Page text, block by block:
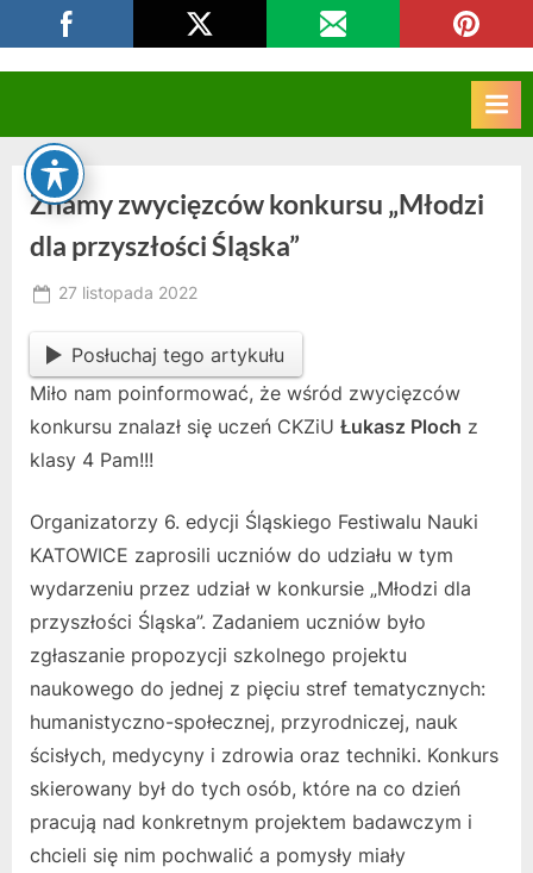
to
CKZIU Strzelce Opolskie
Znamy zwycięzców konkursu „Młodzi
dla przyszłości Śląska”
Posted
27 listopada 2022
Posłuchaj tego artykułu
Miło nam poinformować, że wśród zwycięzców
konkursu znalazł się uczeń CKZiU Łukasz Ploch z
klasy 4 Pam!!!
Organizatorzy 6. edycji Śląskiego Festiwalu Nauki
KATOWICE zaprosili uczniów do udziału w tym
wydarzeniu przez udział w konkursie „Młodzi dla
przyszłości Śląska”. Zadaniem uczniów było
zgłaszanie propozycji szkolnego projektu
naukowego do jednej z pięciu stref tematycznych:
humanistyczno-społecznej, przyrodniczej, nauk
ścisłych, medycyny i zdrowia oraz techniki. Konkurs
skierowany był do tych osób, które na co dzień
pracują nad konkretnym projektem badawczym i
chcieli się nim pochwalić a pomysły miały